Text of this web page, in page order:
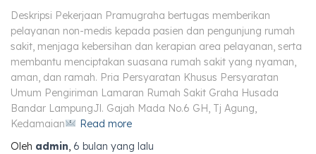
Deskripsi Pekerjaan Pramugraha bertugas memberikan
pelayanan non-medis kepada pasien dan pengunjung rumah
sakit, menjaga kebersihan dan kerapian area pelayanan, serta
membantu menciptakan suasana rumah sakit yang nyaman,
aman, dan ramah. Pria Persyaratan Khusus Persyaratan
Umum Pengiriman Lamaran Rumah Sakit Graha Husada
Bandar LampungJl. Gajah Mada No.6 GH, Tj Agung,
Kedamaian
Read more
Oleh admin, 6 bulan yang lalu